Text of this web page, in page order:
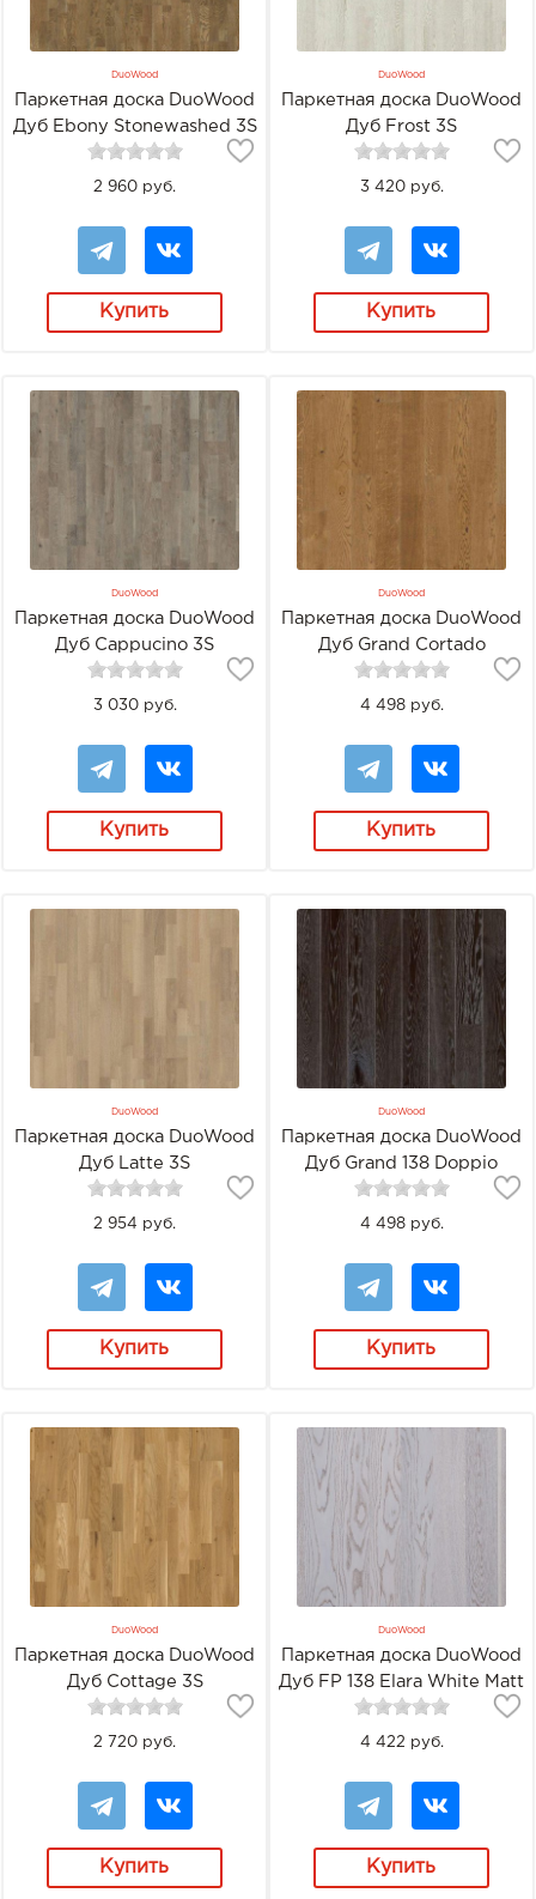
DuoWood
Паркетная доска DuoWood
Дуб Ebony Stonewashed 3S
2 960 руб.
Купить
DuoWood
Паркетная доска DuoWood
Дуб Frost 3S
3 420 руб.
Купить
DuoWood
Паркетная доска DuoWood
Дуб Cappucino 3S
3 030 руб.
Купить
DuoWood
Паркетная доска DuoWood
Дуб Grand Cortado
4 498 руб.
Купить
DuoWood
Паркетная доска DuoWood
Дуб Latte 3S
2 954 руб.
Купить
DuoWood
Паркетная доска DuoWood
Дуб Grand 138 Doppio
4 498 руб.
Купить
DuoWood
Паркетная доска DuoWood
Дуб Cottage 3S
2 720 руб.
Купить
DuoWood
Паркетная доска DuoWood
Дуб FP 138 Elara White Matt
4 422 руб.
Купить